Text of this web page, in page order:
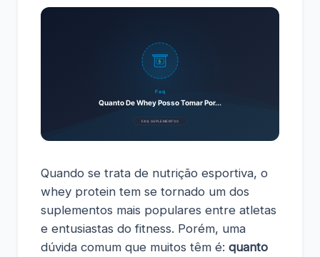
Faq
Quanto De Whey Posso Tomar Por...
FAQ SUPLEMENTOS
Quando se trata de nutrição esportiva, o
whey protein tem se tornado um dos
suplementos mais populares entre atletas
e entusiastas do fitness. Porém, uma
dúvida comum que muitos têm é: quanto